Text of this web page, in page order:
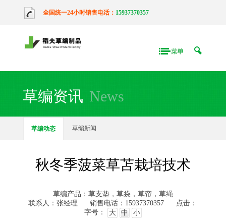
全国统一24小时销售电话： 15937370357
草编资讯 News
草编动态 草编新闻
秋冬季菠菜草苫栽培技术
草编产品：草支垫，草袋，草帘，草绳
联系人：张经理
销售电话：15937370357
点击：
字号：
大 中 小